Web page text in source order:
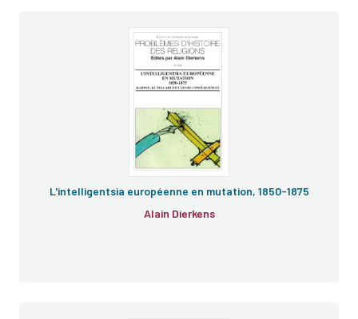
L'intelligentsia européenne en mutation, 1850-1875
Alain Dierkens
Origine des espèces
Syllabus